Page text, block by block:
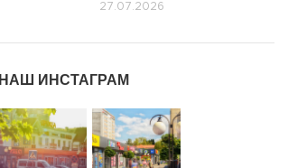
27.07.2026
НАШ ИНСТАГРАМ